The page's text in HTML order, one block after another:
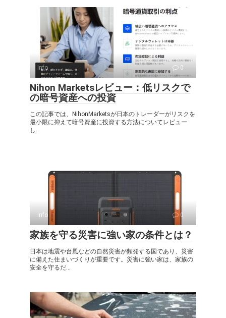
Info 0
Nihon Marketsレビュー：低リスクで
の暗号資産への投資
この記事では、NihonMarketsが日本のトレーダーがリスクを
最小限に抑えて暗号資産に投資する方法についてレビュー
し...
Info 0
家族を守る災害に強い家の条件とは？
日本は地震や台風などの自然災害が頻発する国であり、災害
に備えた住まいづくりが重要です。災害に強い家は、家族の
安全を守るだ...